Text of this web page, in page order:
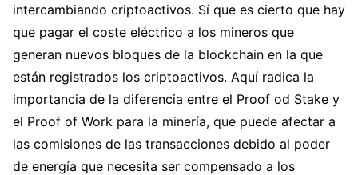
intercambiando criptoactivos. Sí que es cierto que hay
que pagar el coste eléctrico a los mineros que
generan nuevos bloques de la blockchain en la que
están registrados los criptoactivos. Aquí radica la
importancia de la diferencia entre el Proof od Stake y
el Proof of Work para la minería, que puede afectar a
las comisiones de las transacciones debido al poder
de energía que necesita ser compensado a los